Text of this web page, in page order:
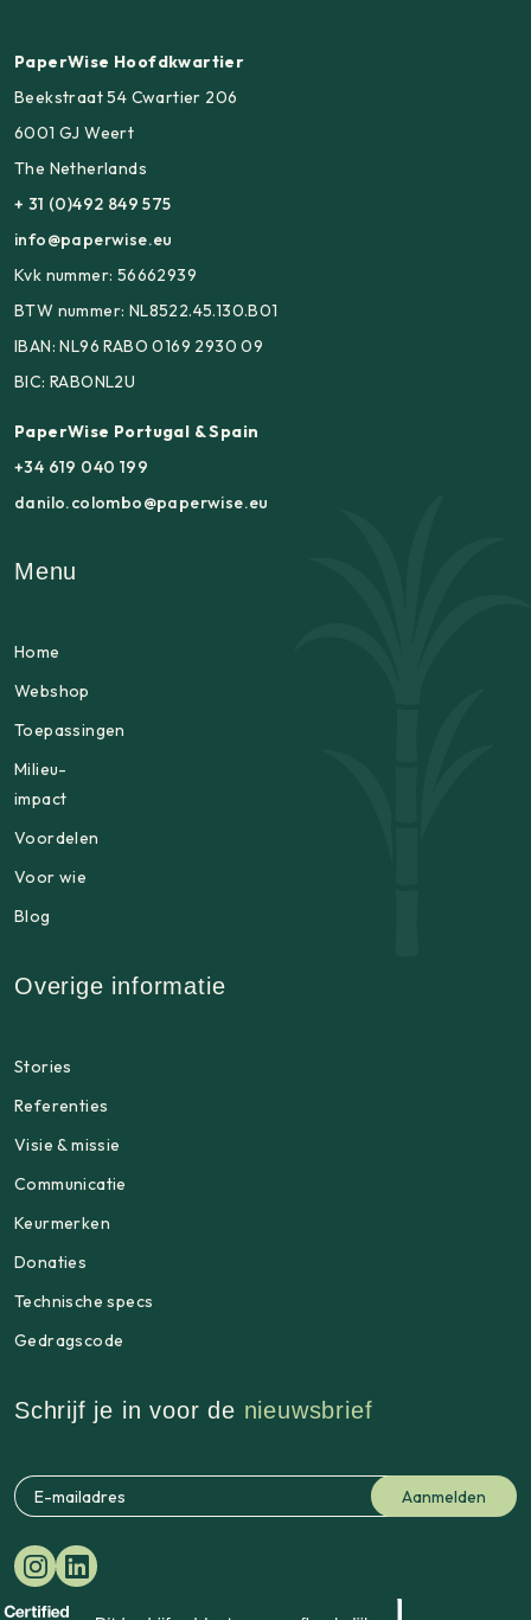
PaperWise Hoofdkwartier
Beekstraat 54 Cwartier 206
6001 GJ Weert
The Netherlands
+ 31 (0)492 849 575
info@paperwise.eu
Kvk nummer: 56662939
BTW nummer: NL8522.45.130.B01
IBAN: NL96 RABO 0169 2930 09
BIC: RABONL2U
PaperWise Portugal & Spain
+34 619 040 199
danilo.colombo@paperwise.eu
Menu
Home
Webshop
Toepassingen
Milieu-
impact
Voordelen
Voor wie
Blog
Overige informatie
Stories
Referenties
Visie & missie
Communicatie
Keurmerken
Donaties
Technische specs
Gedragscode
Schrijf je in voor de nieuwsbrief